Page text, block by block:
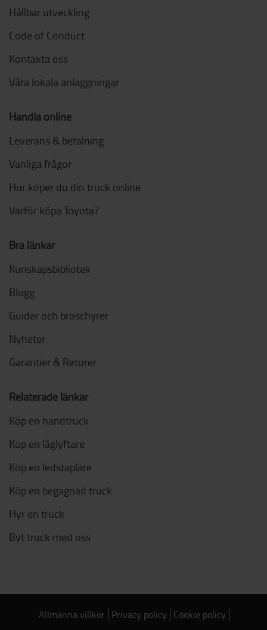
Hållbar utveckling
Code of Conduct
Kontakta oss
Våra lokala anläggningar
Handla online
Leverans & betalning
Vanliga frågor
Hur köper du din truck online
Varför köpa Toyota?
Bra länkar
Kunskapsbibliotek
Blogg
Guider och broschyrer
Nyheter
Garantier & Returer
Relaterade länkar
Köp en handtruck
Köp en låglyftare
Köp en ledstaplare
Köp en begagnad truck
Hyr en truck
Byt truck med oss
Allmänna villkor Privacy policy Cookie policy